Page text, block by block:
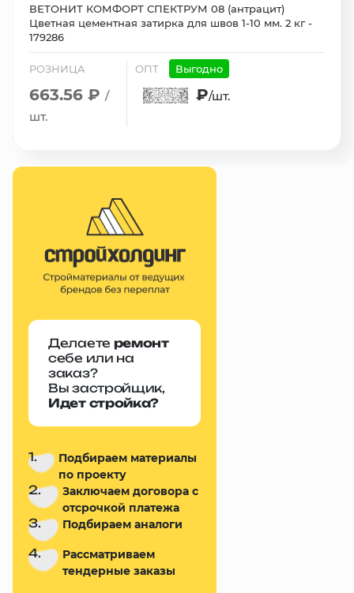
ВЕТОНИТ КОМФОРТ СПЕКТРУМ 08 (антрацит)
Цветная цементная затирка для швов 1-10 мм. 2 кг -
179286
РОЗНИЦА
663.56 ₽ /
шт.
ОПТ Выгодно
₽/шт.
Делаете ремонт
себе или на
заказ?
Вы застройщик,
Идет стройка?
1.
Подбираем материалы
по проекту
2.
Заключаем договора с
отсрочкой платежа
3. Подбираем аналоги
4.
Рассматриваем
тендерные заказы